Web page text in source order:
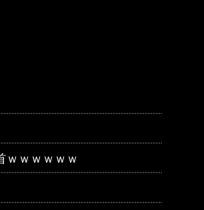
ｗｗｗｗｗｗ